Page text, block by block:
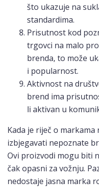
što ukazuje na
standardima.
Prisutnost kod
trgovci na malo
brenda, to može
i popularnost.
Aktivnost na
brend ima
li aktivan u
Kada je riječ o
izbjegavati nepoznate
Ovi proizvodi mogu biti
čak opasni za vožnju.
nedostaje jasna marka